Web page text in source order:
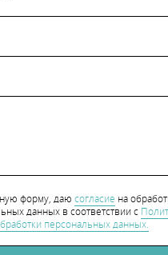
форму, даю согласие на
данных в соответствии с
персональных данных.